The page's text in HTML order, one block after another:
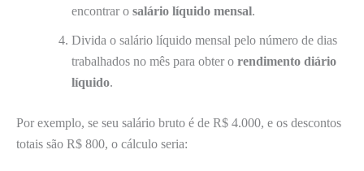
encontrar o salário líquido mensal.
Divida o salário líquido mensal pelo número de dias
trabalhados no mês para obter o rendimento diário
líquido.
Por exemplo, se seu salário bruto é de R$ 4.000, e os descontos
totais são R$ 800, o cálculo seria: